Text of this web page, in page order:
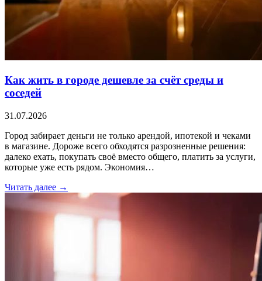
Как жить в городе дешевле за счёт среды и
соседей
31.07.2026
Город забирает деньги не только арендой, ипотекой и чеками
в магазине. Дороже всего обходятся разрозненные решения:
далеко ехать, покупать своё вместо общего, платить за услуги,
которые уже есть рядом. Экономия…
Читать далее →